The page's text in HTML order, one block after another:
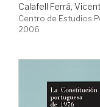
Calafell Ferrá,
Centro de Estudios
2006